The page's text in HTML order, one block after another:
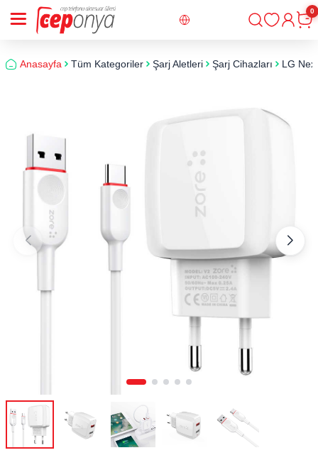
Giriş
0
Anasayfa Tüm Kategoriler Şarj Aletleri Şarj Cihazları LG